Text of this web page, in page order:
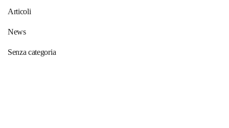
Articoli
News
Senza categoria